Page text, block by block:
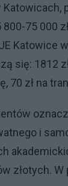
75 000
Katowice
się: 1812
70 zł na
i
złotych.